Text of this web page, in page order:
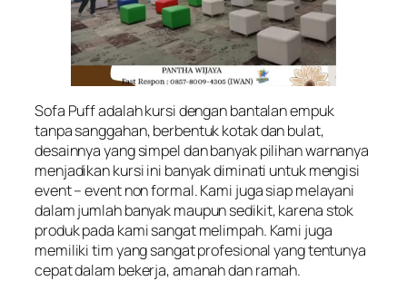
Sofa Puff adalah kursi dengan bantalan empuk
tanpa sanggahan, berbentuk kotak dan bulat,
desainnya yang simpel dan banyak pilihan warnanya
menjadikan kursi ini banyak diminati untuk mengisi
event – event non formal. Kami juga siap melayani
dalam jumlah banyak maupun sedikit, karena stok
produk pada kami sangat melimpah. Kami juga
memiliki tim yang sangat profesional yang tentunya
cepat dalam bekerja, amanah dan ramah.